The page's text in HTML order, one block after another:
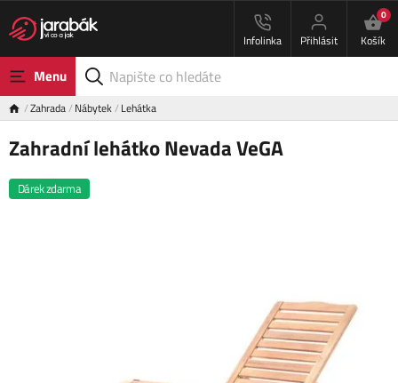
Infolinka Přihlásit
0
Košík
Menu
Zahrada Nábytek Lehátka
Zahradní lehátko Nevada VeGA
Dárek zdarma